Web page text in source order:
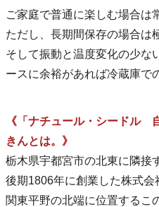
ご家庭で普通に楽しむ場合は
ただし、長期間保存の場合は
そして振動と温度変化の少な
ースに余裕があれば冷蔵庫で
《「ナチュール・シードル
きんとは。》
栃木県宇都宮市の北東に隣接
後期1806年に創業した株式会
関東平野の北端に位置するこ